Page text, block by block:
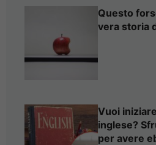
Questo
vera storia
Vuoi
inglese?
per avere